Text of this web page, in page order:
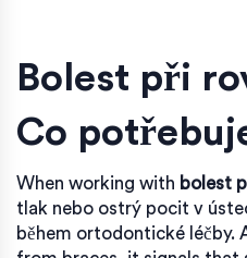
Bolest při
Co
When working with bolest
tlak nebo ostrý pocit v
během ortodontické léčby.